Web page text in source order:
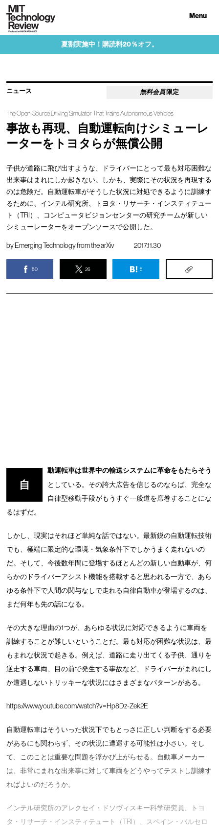
Menu
夏割実施中！購読料20％オフ。
ニュース 無料会員 限定
The Open-Source Driving Simulator That Trains Autonomous Vehicles
事故も再現、自動運転向けシミューレ
ーターをトヨタらが無償公開
子供が道路に飛び出すような、ドライバーにとって最も対応困難な
出来事はまれにしか起きない。しかも、実際にその状況を再現する
のは危険だ。自動運転車がそうした状況に対処できるように訓練す
るために、インテル研究所、トヨタ・リサーチ・インスティテュー
ト（TRI）、コンピュータビジョンセンターの研究チームが新しい
シミューレーターをオープンソースで公開した。
byEmerging Technology from the arXiv 2017.11.30
80 26 5
自
動運転車は世界中の輸送システムに革命をもたらそう
としている。その誇大広告を信じるのならば、完全な
自律型移動手段がもうすぐ一般道を席巻することにな
るはずだ。
しかし、現実はそれほど単純な話ではない。最新鋭の自動運転技術
でも、極端に限定的な環境・気象条件下でしかうまく走れないの
だ。そして、今後数年間に登場するほとんどの新しい自動車が、何
らかのドライバーアシスト機能を搭載すると思われる一方で、あら
ゆる条件下で人間の関与なしで走れる自律自動車が登場するのは、
まだ何年も先の話になる。
その大きな理由の1つが、あらゆる状況に対応できるように車両を
訓練することが難しいということだ。最も対応が困難な状況は、最
もまれな状況で起きる。例えば、道路に走り出てくる子供、通りを
逆走する車両、目の前で発生する事故など、ドライバーがまれにし
か遭遇しないトリッキーな状況にはさまざまなパターンがある。
https://www.youtube.com/watch?v=Hp8Dz-Zek2E
自動運転車はそういった状況下でもとっさに正しい判断をする必要
があるにも関わらず、その状況に遭遇する可能性は小さい。そし
て、このことは重要な問題を浮かび上がらせる。自動車メーカー
は、非常にまれな出来事に対して車両をどうやってテストし訓練す
ればよいのだろうか。
インテル研究所のアレクセイ・ドソヴィスキー科学研究員、トヨ
タ・リサーチ・インスティテュート（TRI）、スペイン・バルセロ